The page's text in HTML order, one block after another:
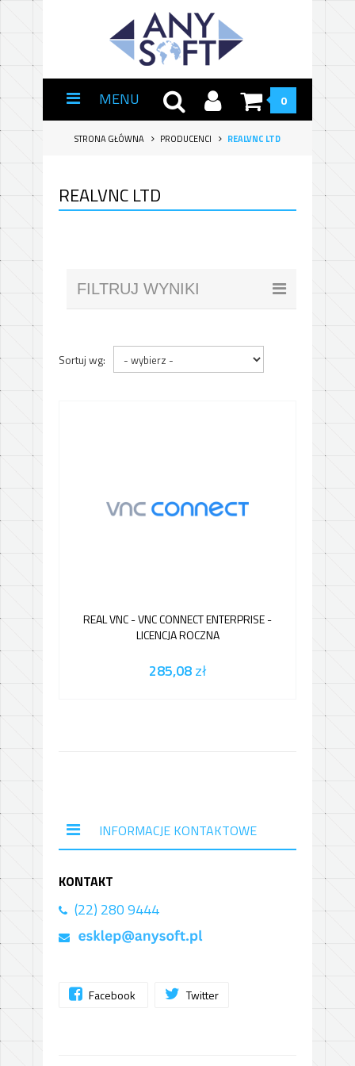
MENU 0
STRONA GŁÓWNA PRODUCENCI REALVNC LTD
REALVNC LTD
FILTRUJ WYNIKI
Sortuj wg:
REAL VNC - VNC CONNECT ENTERPRISE -
LICENCJA ROCZNA
285,08zł
INFORMACJE KONTAKTOWE
KONTAKT
(22) 280 9444
Facebook Twitter